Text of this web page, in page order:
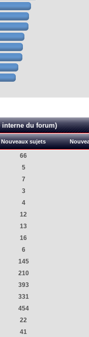
du forum)
Nouveaux sujets
66
5
7
3
4
12
13
16
6
145
210
393
331
454
22
41